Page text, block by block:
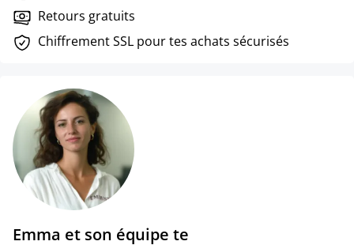
Retours gratuits
Chiffrement SSL pour tes achats sécurisés
Emma et son équipe te